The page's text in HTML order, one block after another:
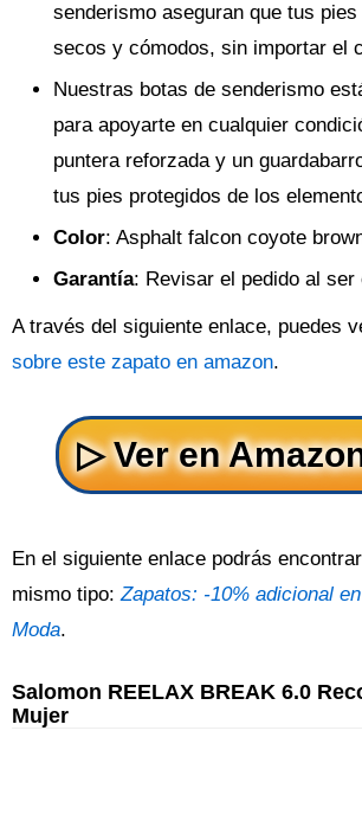
senderismo aseguran que tus
secos y cómodos, sin importar el
Nuestras botas de senderismo
para apoyarte en cualquier
puntera reforzada y un
tus pies protegidos de los
Color: Asphalt falcon coyote
Garantía: Revisar el pedido al ser
A través del siguiente enlace, puedes
sobre este zapato en amazon.
En el siguiente enlace podrás
mismo tipo:Zapatos: -10% adicional
Moda.
Salomon REELAX BREAK 6.0
Mujer